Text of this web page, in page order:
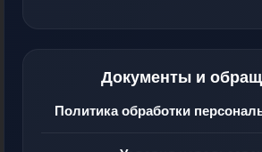
Документы и
Политика обработки